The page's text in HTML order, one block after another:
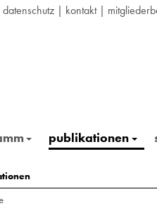
datenschutz | kontakt|
publikationen